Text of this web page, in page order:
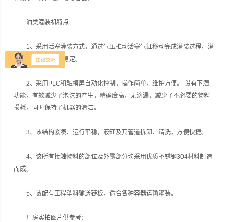
油类灌装机特点
1、采用活塞灌装方式，通过气压推动活塞气缸移动完成灌装过程，灌
装精度准确，控制稳定。
2、采用PLC和触摸屏自动化控制，操作简单，维护方便。 设有下潜
功能，有效减少了泡沫的产生，精确度高，无滴漏，减少了不必要的物料
损耗，同时保持了机器的清洁。
3、该结构紧凑、运行平稳，液缸及其管道拆卸、清洗，方便快捷。
4、该所有接触物料的部位及外露部分均采用优质不锈钢304材料制造
而成。
5、该配有工程塑料输送链板，适合各种容器运输灌装。
厂房实拍图片供参考：